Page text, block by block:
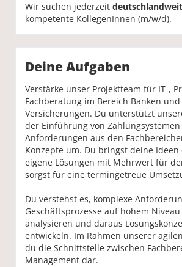
Wir suchen jederzeit deutschlandweit
kompetente KollegenInnen (m/w/d).
Deine Aufgaben
Verstärke unser Projektteam für IT-,
Fachberatung im Bereich Banken und
Versicherungen. Du unterstützt
der Einführung von
Anforderungen aus den
Konzepte um. Du bringst deine
eigene Lösungen mit Mehrwert für
sorgst für eine termingetreue
Du verstehst es, komplexe
Geschäftsprozesse auf hohem
analysieren und daraus
entwickeln. Im Rahmen unserer
du die Schnittstelle zwischen
Management dar.